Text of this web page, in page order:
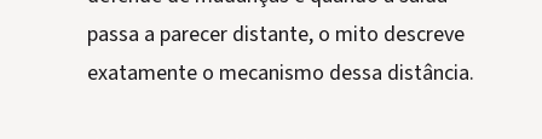
passa a parecer distante, o mito descreve
exatamente o mecanismo dessa distância.